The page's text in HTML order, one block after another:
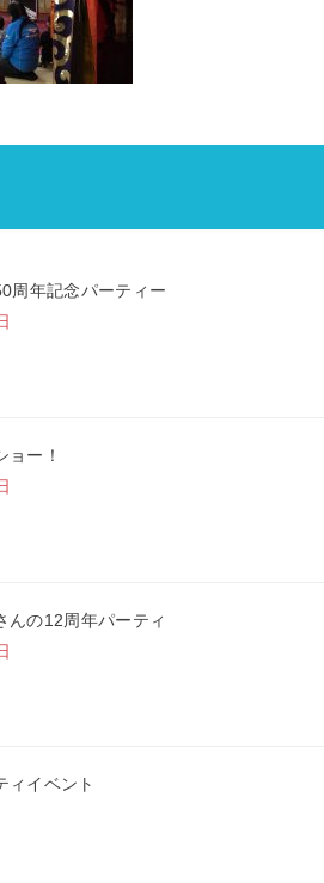
周年記念パーティー
ョー！
んの12周年パーティ
ィイベント